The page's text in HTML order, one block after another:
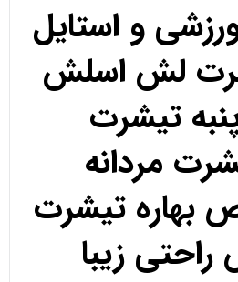
و استایل
لش اسلش
تیشرت
مردانه
بهاره تیشرت
زیبا